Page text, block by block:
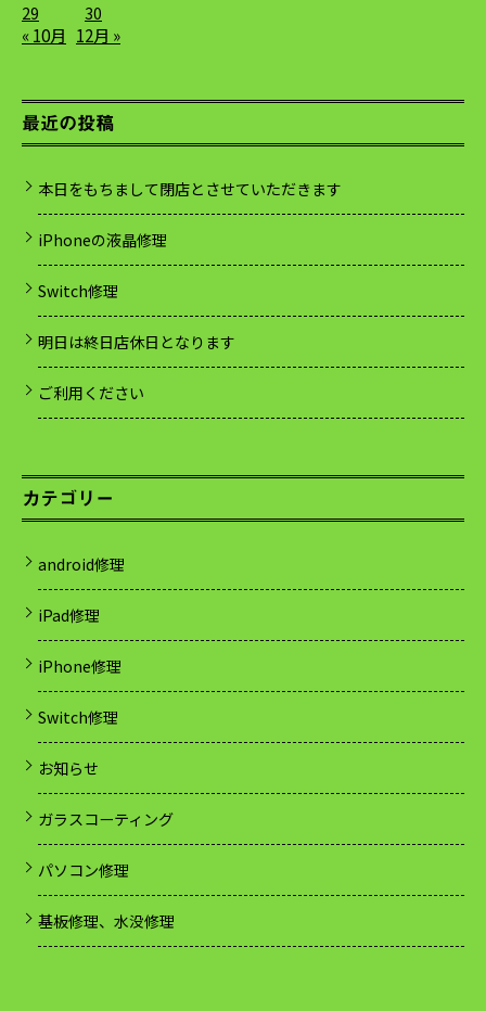
29
30
« 10月 12月 »
最近の投稿
本日をもちまして閉店とさせていただきます
iPhoneの液晶修理
Switch修理
明日は終日店休日となります
ご利用ください
カテゴリー
android修理
iPad修理
iPhone修理
Switch修理
お知らせ
ガラスコーティング
パソコン修理
基板修理、水没修理